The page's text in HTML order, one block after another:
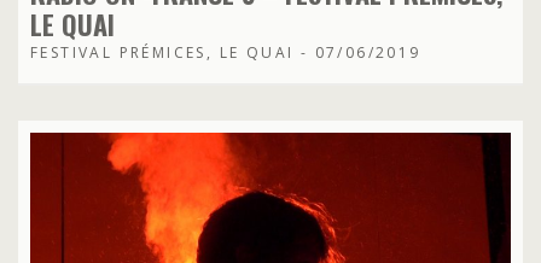
LE QUAI
FESTIVAL PRÉMICES, LE QUAI - 07/06/2019